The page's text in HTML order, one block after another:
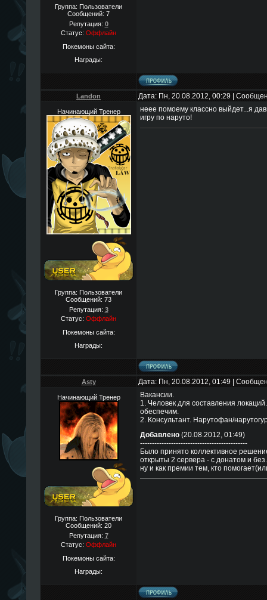
Группа: Пользователи
Сообщений: 7
Репутация: 0
Статус: Оффлайн
Покемоны сайта:
Награды:
Landon Дата: Пн, 20.08.2012, 00:29 |
Начинающий Тренер
Группа: Пользователи
Сообщений: 73
Репутация: 3
Статус: Оффлайн
Покемоны сайта:
Награды:
неее помоему классно выйдет...я
игру по наруто!
Asty Дата: Пн, 20.08.2012, 01:49 |
Начинающий Тренер
Группа: Пользователи
Сообщений: 20
Репутация: 7
Статус: Оффлайн
Покемоны сайта:
Награды:
Вакансии.
1. Человек для составления
обеспечим.
2. Консультант. Нарутофан/
Добавлено(20.08.2012, 01:49)
---------------------------------------------
Было принято коллективное
открыты 2 сервера - с донатом и
ну и как премии тем, кто